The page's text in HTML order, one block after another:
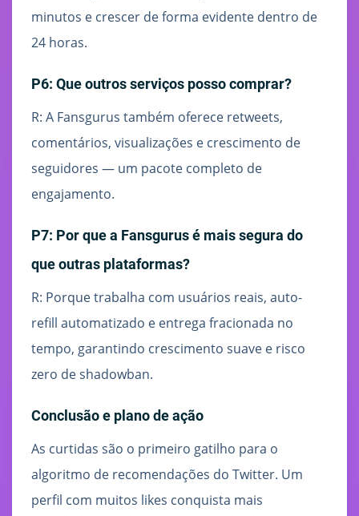
minutos e crescer de forma evidente dentro de
24 horas.
P6: Que outros serviços posso comprar?
R: A Fansgurus também oferece retweets,
comentários, visualizações e crescimento de
seguidores — um pacote completo de
engajamento.
P7: Por que a Fansgurus é mais segura do
que outras plataformas?
R: Porque trabalha com usuários reais, auto-
refill automatizado e entrega fracionada no
tempo, garantindo crescimento suave e risco
zero de shadowban.
Conclusão e plano de ação
As curtidas são o primeiro gatilho para o
algoritmo de recomendações do Twitter. Um
perfil com muitos likes conquista mais